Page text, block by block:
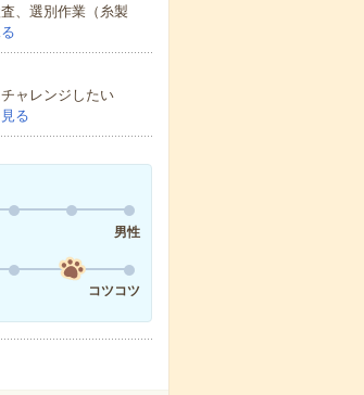
、選別作業（糸製
ャレンジしたい
る
男性
コツコツ